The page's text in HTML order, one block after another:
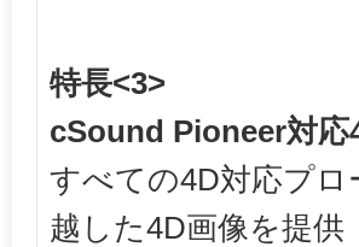
特長<3>
cSound Pioneer対応
すべての4D対応プロ
越した4D画像を提供